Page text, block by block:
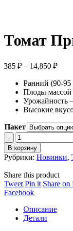
Томат
385 ₽ – 14,850 ₽
385
–
Ранний (90-95
Плоды массой
Урожайность
Высокие
Пакет
Томат
Примадонна
F1
quantity
В корзину
Рубрики: Новинки,
Share this product
TweetShare
on
Pin itShare
Share
FacebookShare
Facebook
Описание
Детали